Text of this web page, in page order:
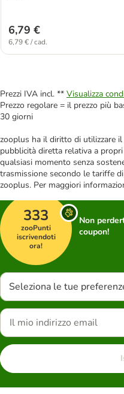
6,79 €
6,79 € / cad.
Prezzi IVA incl. ** Visualizza
Prezzo regolare = il prezzo più
30 giorni
zooplus ha il diritto di utilizzare
pubblicità diretta relativa a
qualsiasi momento senza
trasmissione secondo le tariffe
zooplus. Per maggiori
333
zooPunti
iscrivendoti
ora!
Non
coupon!
Seleziona le tue